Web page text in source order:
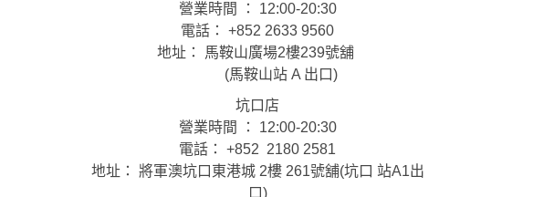
營業時間 ： 12:00-20:30
電話： +852 2633 9560
地址： 馬鞍山廣場2樓239號舖
(馬鞍山站 A 出口)
坑口店
營業時間 ： 12:00-20:30
電話： +852 2180 2581
地址： 將軍澳坑口東港城 2樓 261號舖(坑口 站A1出
口)